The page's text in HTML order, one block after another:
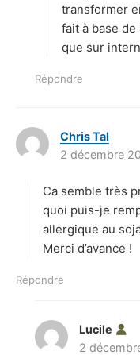
:
transformer
fait à base
que sur
Répondre
Chris Tal
i
2 décembre
Ca semble très
quoi puis-je
allergique au
Merci d’avance !
Répondre
Lucile
i
2